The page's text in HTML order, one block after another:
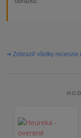
➔ Zobraziť všetky recenzie